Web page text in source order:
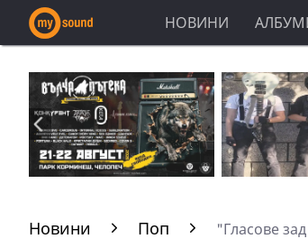
НОВИНИ
Новини Поп "Гласове